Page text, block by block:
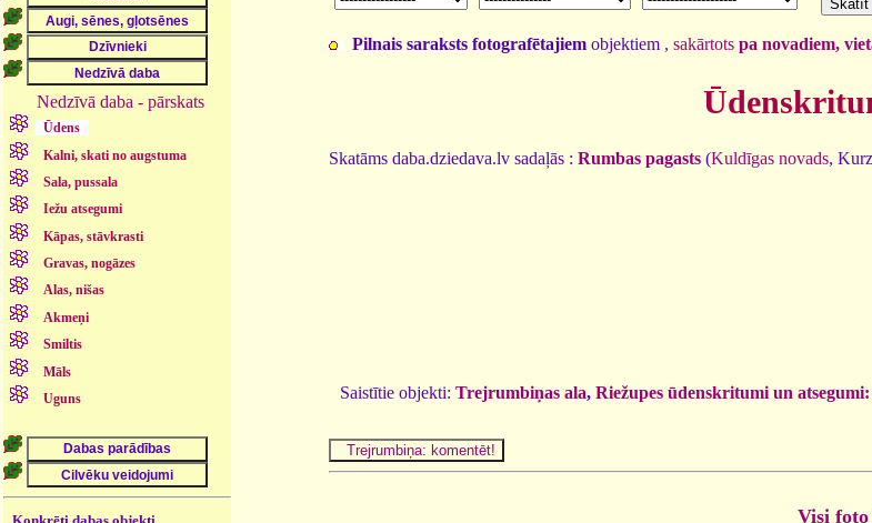
Nedzīvā daba - pārskats
Ūdens
Kalni, skati no augstuma
Sala, pussala
Iežu atsegumi
Kāpas, stāvkrasti
Gravas, nogāzes
Alas, nišas
Akmeņi
Smiltis
Māls
Uguns
Pilnais saraksts fotografētajiem objektiem , sakārtots pa novadiem,
Skatāms daba.dziedava.lv sadaļās : Rumbas pagasts (Kuldīgas novads,
Saistītie objekti: Trejrumbiņas ala, Riežupes ūdenskritumi un
Visi foto